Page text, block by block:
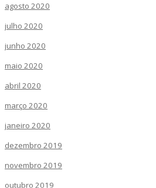
agosto 2020
julho 2020
junho 2020
maio 2020
abril 2020
março 2020
janeiro 2020
dezembro 2019
novembro 2019
outubro 2019